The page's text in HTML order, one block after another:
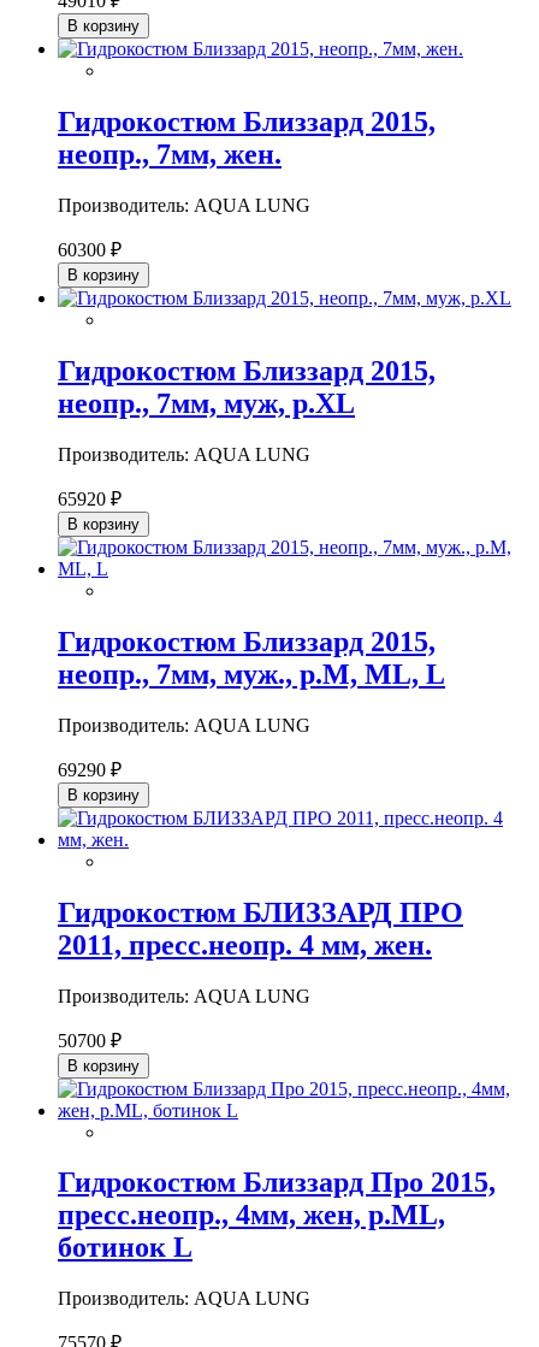
В корзину
Гидрокостюм Близзард 2015,
неопр., 7мм, жен.
Производитель: AQUA LUNG
60300 ₽
В корзину
Гидрокостюм Близзард 2015,
неопр., 7мм, муж, р.XL
Производитель: AQUA LUNG
65920 ₽
В корзину
Гидрокостюм Близзард 2015,
неопр., 7мм, муж., р.M, ML, L
Производитель: AQUA LUNG
69290 ₽
В корзину
Гидрокостюм БЛИЗЗАРД ПРО
2011, пресс.неопр. 4 мм, жен.
Производитель: AQUA LUNG
50700 ₽
В корзину
Гидрокостюм Близзард Про 2015,
пресс.неопр., 4мм, жен, р.ML,
ботинок L
Производитель: AQUA LUNG